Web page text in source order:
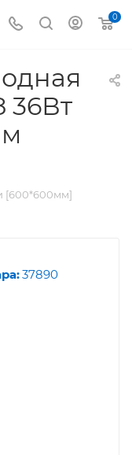
0
36Вт
[600*600мм]
37890